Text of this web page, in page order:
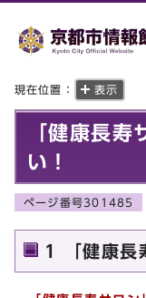
現在位置： 表示
「健康長寿
い！
ページ番号301485
1 「健康長